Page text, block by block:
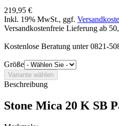
219,95 €
Inkl. 19% MwSt., ggf.
Versandkostenfreie Lieferung ab
Kostenlose Beratung unter 0821-
Größe
Beschreibung
Stone Mica 20 K SB